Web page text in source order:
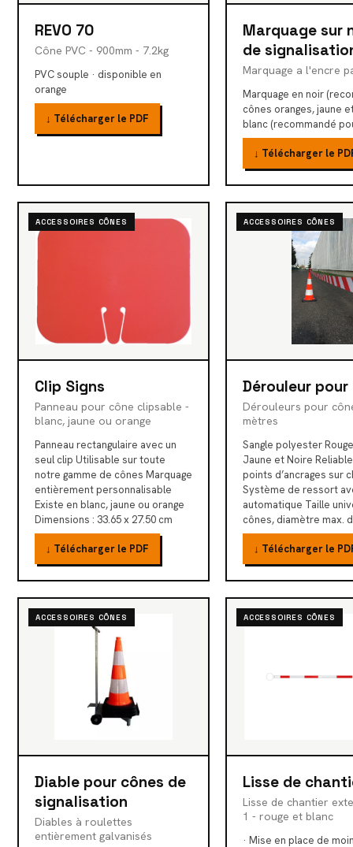
REVO 70
Cône PVC - 900mm - 7.2kg
PVC souple · disponible en
orange
↓ Télécharger le PDF
Marquage sur
de
Marquage a l'encre
Marquage en noir
cônes oranges, jaune
blanc (recommandé
↓ Télécharger le
ACCESSOIRES CÔNES
Clip Signs
Panneau pour cône clipsable -
blanc, jaune ou orange
Panneau rectangulaire avec un
seul clip Utilisable sur toute
notre gamme de cônes Marquage
entièrement personnalisable
Existe en blanc, jaune ou orange
Dimensions : 33.65 x 27.50 cm
↓ Télécharger le PDF
ACCESSOIRES CÔNES
Dérouleur pour
Dérouleurs pour
mètres
Sangle polyester
Jaune et Noire
points d’ancrages sur
Système de ressort
automatique Taille
cônes, diamètre max.
↓ Télécharger le
ACCESSOIRES CÔNES
Diable pour cônes de
signalisation
Diables à roulettes
entièrement galvanisés
ACCESSOIRES CÔNES
Lisse de
Lisse de chantier
1 - rouge et blanc
· Mise en place de